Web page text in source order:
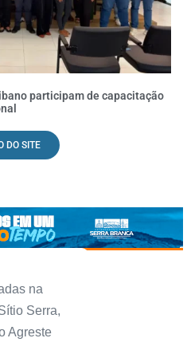
participam de capacitação
DO SITE
na
Serra,
Agreste